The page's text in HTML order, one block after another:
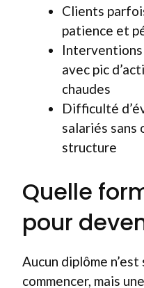
Clients
patience et
avec pic
chaudes
Difficulté
salariés sans
structure
Quelle
pour
Aucun diplôme
commencer, mais